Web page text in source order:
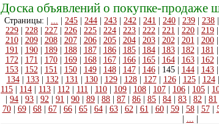
Доска объявлений о покупке-продаже
Страницы: | ... 245 244 243 242 241 240 239 238
229
228 227 226 225 224 223 222 221 220 219
210| 209| 208| 207| 206| 205| 204| 203| 202| 201 200|
191
190| 189| 188| 187| 186| 185| 184| 183| 182| 181
172| 171 170| 169| 168| 167| 166| 165| 164| 163| 162|
153| 152| 151 150| 149| 148| 147| 146| 145| 144| 143|
134| 133| 132| 131 130| 129| 128| 127| 126| 125| 124|
115
114 113 112 111 110 109 108 107 106 105
94 93 92 91 90 89 88 87 86 85 84 83 82 81
70| 69| 68| 67| 66| 65| 64| 63| 62| 61 60| 59| 58| 57|
...